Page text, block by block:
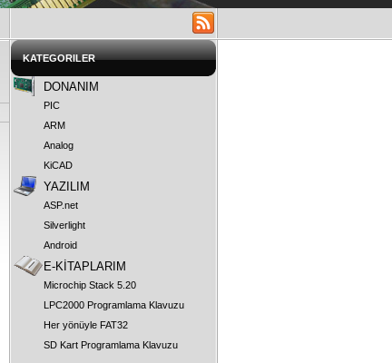
KATEGORILER
DONANIM
PIC
ARM
Analog
KiCAD
YAZILIM
ASP.net
Silverlight
Android
E-KİTAPLARIM
Microchip Stack 5.20
LPC2000 Programlama Klavuzu
Her yönüyle FAT32
SD Kart Programlama Klavuzu